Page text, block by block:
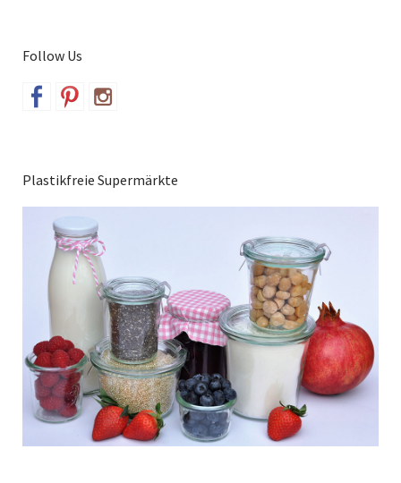
Follow Us
Plastikfreie Supermärkte